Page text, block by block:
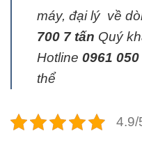
máy, đại lý về
700 7 tấn Quý
Hotline 0961 050
thể
4.9/